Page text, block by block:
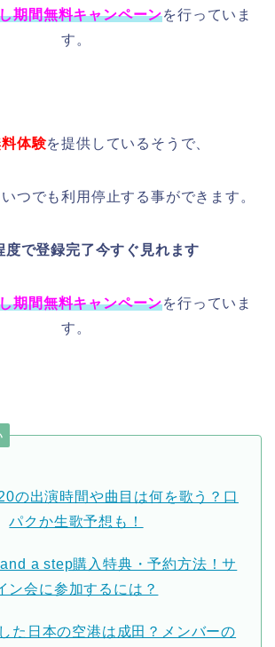
期間無料キャンペーンを行っていま
す。
料体験を提供しているそうで、
つでも利用停止する事ができます。
で登録完了今すぐ見れます
期間無料キャンペーンを行っていま
す。
の出演時間や曲目は何を歌う？口
パクか生歌予想も！
a step購入特典・予約方法！サ
ン会に参加するには？
た日本の空港は成田？メンバーの